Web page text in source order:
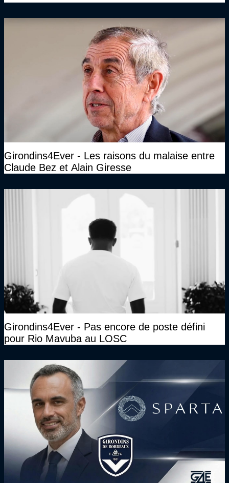
Girondins4Ever - Les raisons du malaise entre
Claude Bez et Alain Giresse
Girondins4Ever - Pas encore de poste défini
pour Rio Mavuba au LOSC